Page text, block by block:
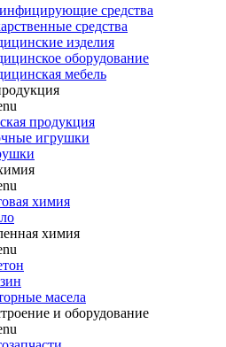
средства
средства
изделия
оборудование
мебель
продукция
игрушки
химия
химия
масела
и оборудование